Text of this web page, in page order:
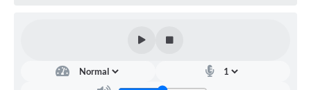
Arquivos para Download